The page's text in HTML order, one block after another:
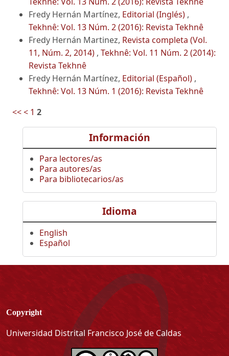
Fredy Hernán Martínez, Editorial (Inglés) ,
Tekhnê: Vol. 13 Núm. 2 (2016): Revista Tekhnê
Fredy Hernán Martinez, Revista completa (Vol.
11, Núm. 2, 2014) , Tekhnê: Vol. 11 Núm. 2 (2014):
Revista Tekhnê
Fredy Hernán Martínez, Editorial (Español) ,
Tekhnê: Vol. 13 Núm. 1 (2016): Revista Tekhnê
<<< 1 2
Información
Para lectores/as
Para autores/as
Para bibliotecarios/as
Idioma
English
Español
Copyright
Universidad Distrital Francisco José de Caldas